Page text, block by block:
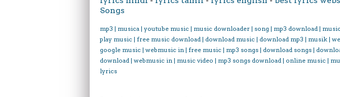
Songs
mp3 | musica | youtube music | music downloader | song | mp3 download |
play music | free music download | download music | download mp3 | musik |
google music | webmusic in | free music | mp3 songs | download songs |
download | webmusic in | music video | mp3 songs download | online music |
lyrics